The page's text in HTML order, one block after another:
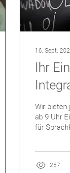
16. Sept.
Ihr
Wir bieten
ab 9 Uhr
für
257